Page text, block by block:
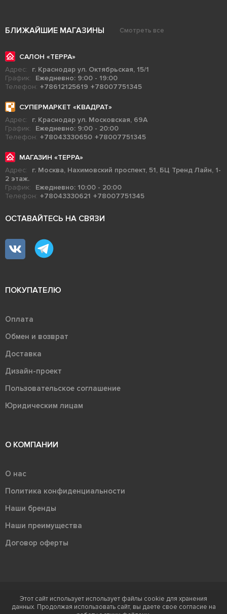
БЛИЖАЙШИЕ МАГАЗИНЫ Смотреть все
САЛОН «ТЕРРА»
Адрес:
г. Краснодар ул. Октябрьская, 15/1
График:
Ежедневно: 9:00 - 19:00
Телефон: +78612125619 +78007751345
СУПЕРМАРКЕТ «КВАДРАТ»
Адрес:
г. Краснодар ул. Московская, 69А
График:
Ежедневно: 9:00 - 20:00
Телефон: +78043330650 +78007751345
МАГАЗИН «ТЕРРА»
Адрес:
г. Москва, Нахимовский проспект, 51, БЦ Тренд Лайн, 1-
2 этаж.
График:
Ежедневно: 10:00 - 20:00
Телефон: +78043330621 +78007751345
ОСТАВАЙТЕСЬ НА СВЯЗИ
ПОКУПАТЕЛЮ
Оплата
Обмен и возврат
Доставка
Дизайн-проект
Пользовательское соглашение
Юридическим лицам
О КОМПАНИИ
О нас
Политика конфиденциальности
Наши бренды
Наши преимущества
Договор оферты
Терра - территория керамики 2026
Ⓒ Правообладателем товарного знака "Терра" является ООО "Атлас-
Этот сайт использует использует файлы cookie для хранения
данных. Продолжая использовать сайт, вы даете свое согласие на